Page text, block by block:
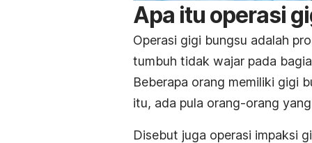
Apa itu operasi
Operasi gigi bungsu adalah
tumbuh tidak wajar pada
Beberapa orang memiliki gigi
itu, ada pula orang-orang
Disebut juga operasi impaksi